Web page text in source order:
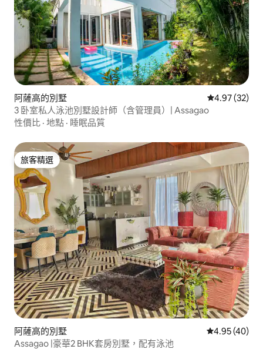
阿薩高的別墅 從 32 則評價
4.97 (32)
3 卧室私人泳池別墅設計師（含管理員）| Assagao
性價比 · 地點 · 睡眠品質
旅客精選
旅客精選
阿薩高的別墅 從 40 則評價
4.95 (40)
Assagao |豪華2 BHK套房別墅，配有泳池